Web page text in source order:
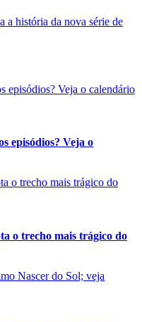
a história da nova série de
episódios? Veja o
o trecho mais trágico do